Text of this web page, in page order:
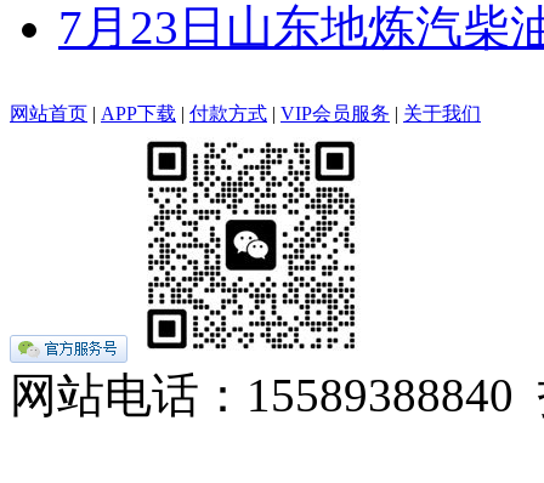
7月23日山东地炼汽柴
网站首页 | APP下载 | 付款方式 | VIP会员服务 | 关于我们
网站电话：